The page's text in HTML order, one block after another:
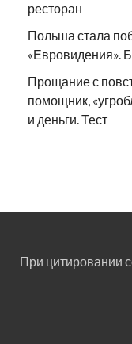
ресторан
Польша стала
«Евровидения».
Прощание с
помощник,
и деньги. Тест
При цитировании